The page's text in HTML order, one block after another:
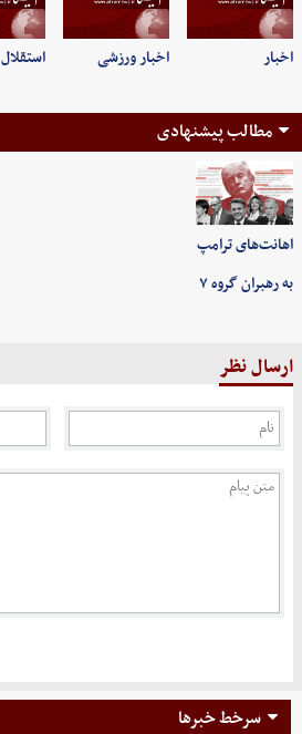
اخبار اخبار ورزشی استقلال
مطالب پیشنهادی
اهانت‌های ترامپ
به رهبران گروه ۷
ارسال نظر
سرخط خبرها